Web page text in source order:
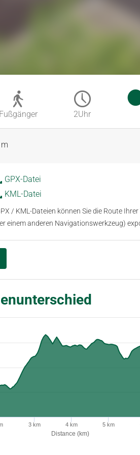
Fußgänger 2Uhr
GPX-Datei
KML-Datei
/ KML-Dateien können Sie die Route
einem anderen Navigationswerkzeug)
Distance (km)
3 km 4 km 5 km